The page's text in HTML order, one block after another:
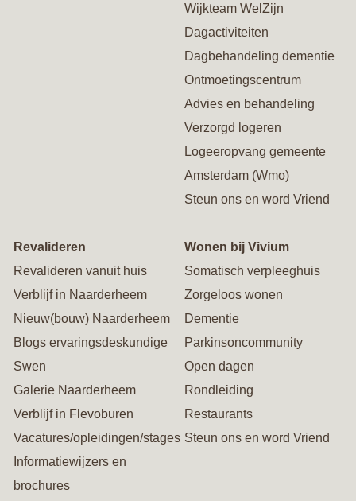
Wijkteam WelZijn
Dagactiviteiten
Dagbehandeling dementie
Ontmoetingscentrum
Advies en behandeling
Verzorgd logeren
Logeeropvang gemeente
Amsterdam (Wmo)
Steun ons en word Vriend
Revalideren
Revalideren vanuit huis
Verblijf in Naarderheem
Nieuw(bouw) Naarderheem
Blogs ervaringsdeskundige
Swen
Galerie Naarderheem
Verblijf in Flevoburen
Vacatures/opleidingen/stages
Informatiewijzers en
brochures
Wonen bij Vivium
Somatisch verpleeghuis
Zorgeloos wonen
Dementie
Parkinsoncommunity
Open dagen
Rondleiding
Restaurants
Steun ons en word Vriend